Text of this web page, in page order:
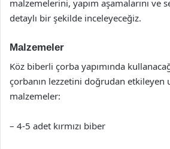
malzemelerini, yapım aşamalarını ve
detaylı bir şekilde inceleyeceğiz.
Malzemeler
Köz biberli çorba yapımında
çorbanın lezzetini doğrudan etkileyen
malzemeler:
– 4-5 adet kırmızı biber